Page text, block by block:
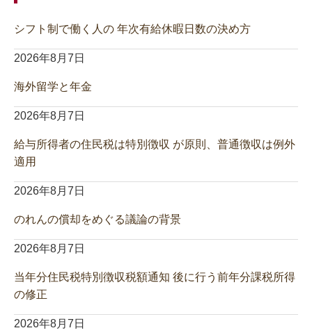
シフト制で働く人の 年次有給休暇日数の決め方
2026年8月7日
海外留学と年金
2026年8月7日
給与所得者の住民税は特別徴収 が原則、普通徴収は例外
適用
2026年8月7日
のれんの償却をめぐる議論の背景
2026年8月7日
当年分住民税特別徴収税額通知 後に行う前年分課税所得
の修正
2026年8月7日